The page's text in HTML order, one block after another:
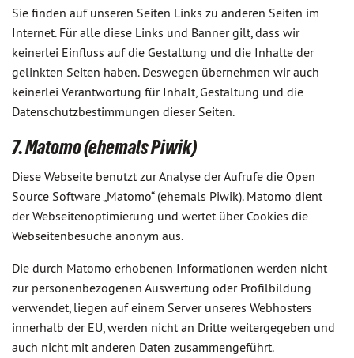
Sie finden auf unseren Seiten Links zu anderen Seiten im
Internet. Für alle diese Links und Banner gilt, dass wir
keinerlei Einfluss auf die Gestaltung und die Inhalte der
gelinkten Seiten haben. Deswegen übernehmen wir auch
keinerlei Verantwortung für Inhalt, Gestaltung und die
Datenschutzbestimmungen dieser Seiten.
7. Matomo (ehemals Piwik)
Diese Webseite benutzt zur Analyse der Aufrufe die Open
Source Software „Matomo“ (ehemals Piwik). Matomo dient
der Webseitenoptimierung und wertet über Cookies die
Webseitenbesuche anonym aus.
Die durch Matomo erhobenen Informationen werden nicht
zur personenbezogenen Auswertung oder Profilbildung
verwendet, liegen auf einem Server unseres Webhosters
innerhalb der EU, werden nicht an Dritte weitergegeben und
auch nicht mit anderen Daten zusammengeführt.